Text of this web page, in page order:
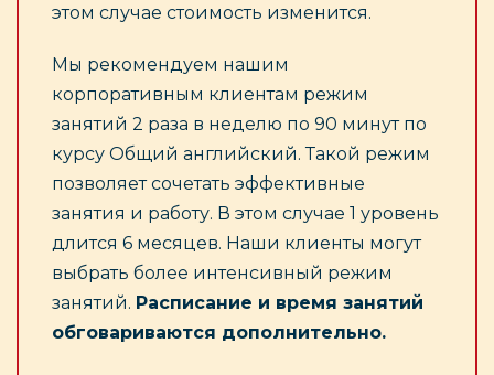
этом случае стоимость изменится.
Мы рекомендуем нашим
корпоративным клиентам режим
занятий 2 раза в неделю по 90 минут по
курсу Общий английский. Такой режим
позволяет сочетать эффективные
занятия и работу. В этом случае 1 уровень
длится 6 месяцев. Наши клиенты могут
выбрать более интенсивный режим
занятий. Расписание и время занятий
обговариваются дополнительно.